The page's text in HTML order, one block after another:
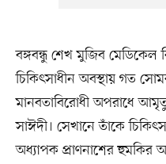
বঙ্গবন্ধু শেখ মুজিব মেডিকেল
চিকিৎসাধীন অবস্থায় গত
মানবতাবিরোধী অপরাধে
সাঈদী। সেখানে তাঁকে
অধ্যাপক প্রাণনাশের হুমকির